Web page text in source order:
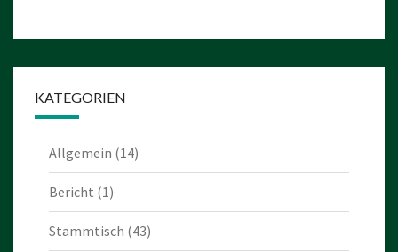
KATEGORIEN
Allgemein (14)
Bericht (1)
Stammtisch (43)